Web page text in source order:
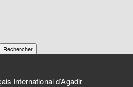
Rechercher
International d’Agadir